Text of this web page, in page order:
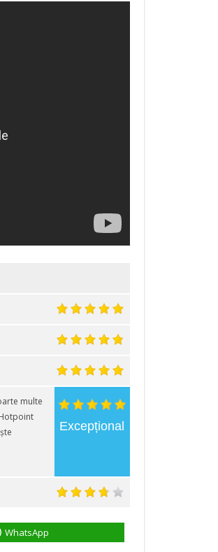
Excepțional
multe
WhatsApp